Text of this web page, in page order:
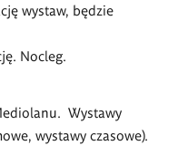
wystaw, będzie
Nocleg.
Wystawy
wystawy czasowe).